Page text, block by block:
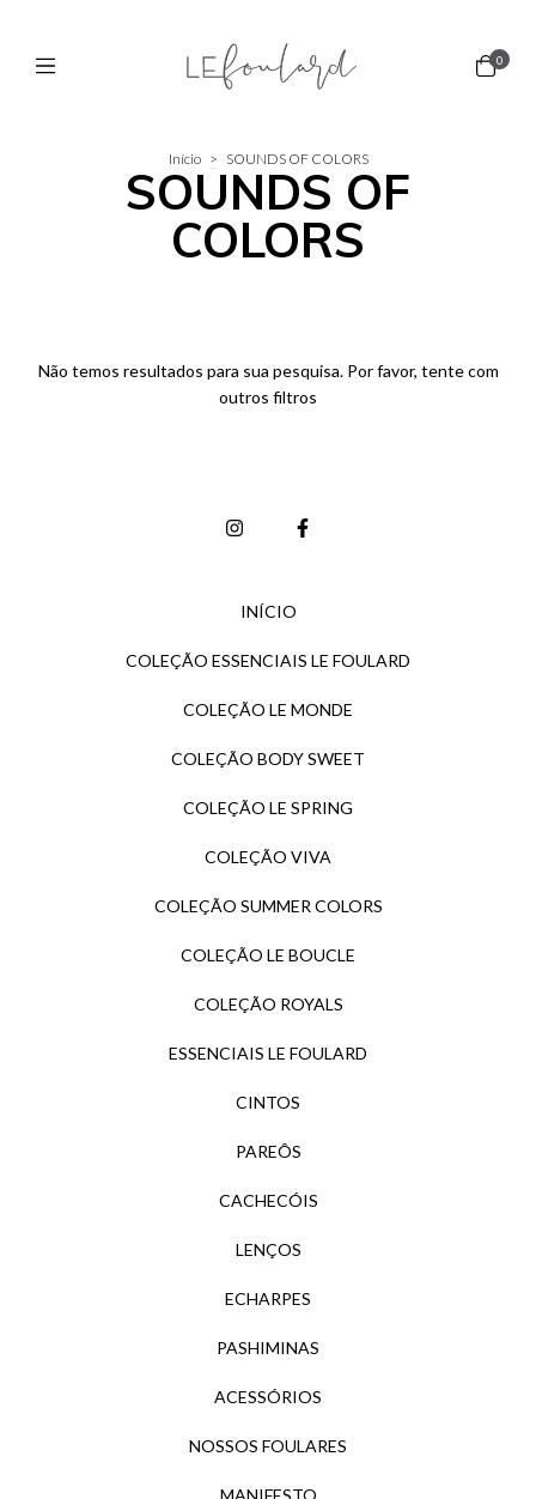
0
Início > SOUNDS OF COLORS
SOUNDS OF
COLORS
Não temos resultados para sua pesquisa. Por favor, tente com
outros filtros
INÍCIO
COLEÇÃO ESSENCIAIS LE FOULARD
COLEÇÃO LE MONDE
COLEÇÃO BODY SWEET
COLEÇÃO LE SPRING
COLEÇÃO VIVA
COLEÇÃO SUMMER COLORS
COLEÇÃO LE BOUCLE
COLEÇÃO ROYALS
ESSENCIAIS LE FOULARD
CINTOS
PAREÔS
CACHECÓIS
LENÇOS
ECHARPES
PASHIMINAS
ACESSÓRIOS
NOSSOS FOULARES
MANIFESTO